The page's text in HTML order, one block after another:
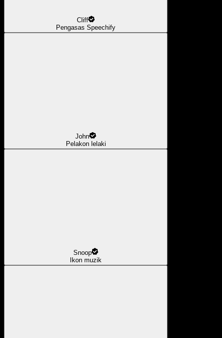
Cliff
Pengasas Speechify
John
Pelakon lelaki
Snoop
Ikon muzik